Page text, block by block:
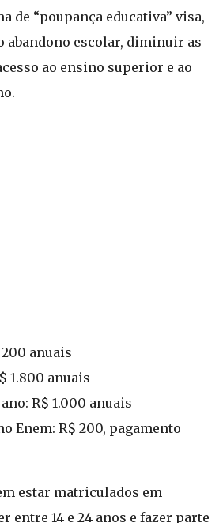
de “poupança educativa” visa,
abandono escolar, diminuir as
ao ensino superior e ao
anuais
1.800 anuais
R$ 1.000 anuais
Enem: R$ 200, pagamento
estar matriculados em
entre 14 e 24 anos e fazer parte